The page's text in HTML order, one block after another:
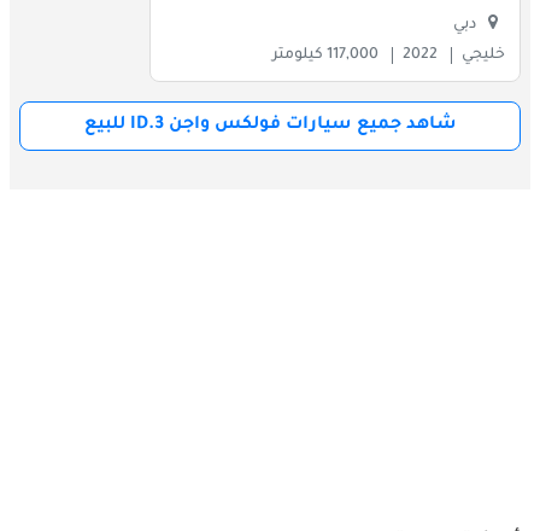
دبي
خليجي
2022 117,000 كيلومتر
شاهد جميع سيارات فولكس واجن ID.3 للبيع